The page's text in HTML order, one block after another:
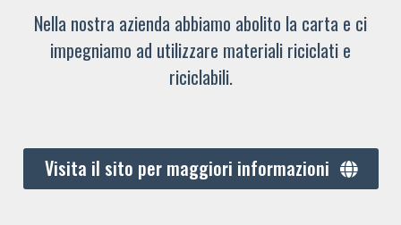
Nella nostra azienda abbiamo abolito la carta e ci
impegniamo ad utilizzare materiali riciclati e
riciclabili.
Visita il sito per maggiori informazioni